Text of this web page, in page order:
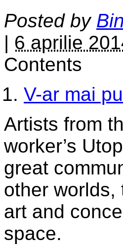
Posted by
| 6 aprilie
Contents
V-ar mai
Artists from
worker’s
great
other worlds,
art and
space.